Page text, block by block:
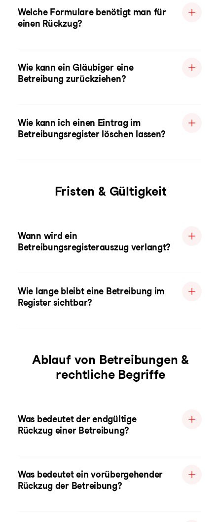
Welche Formulare benötigt man für
einen Rückzug?
Wie kann ein Gläubiger eine
Betreibung zurückziehen?
Wie kann ich einen Eintrag im
Betreibungsregister löschen lassen?
Fristen & Gültigkeit
Wann wird ein
Betreibungsregisterauszug verlangt?
Wie lange bleibt eine Betreibung im
Register sichtbar?
Ablauf von Betreibungen &
rechtliche Begriffe
Was bedeutet der endgültige
Rückzug einer Betreibung?
Was bedeutet ein vorübergehender
Rückzug der Betreibung?